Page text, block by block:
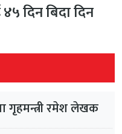
४५ दिन बिदा दिन
गृहमन्त्री रमेश लेखक